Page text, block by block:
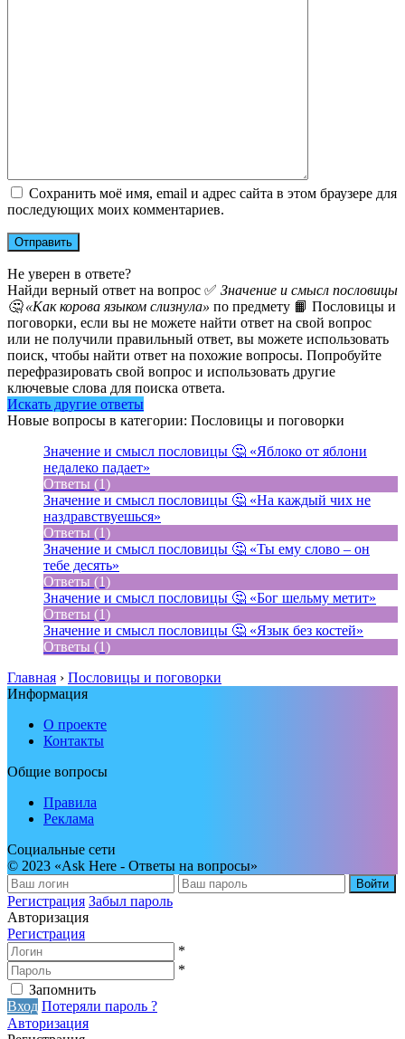
Сохранить моё имя, email и адрес сайта в этом браузере для
последующих моих комментариев.
Не уверен в ответе?
Найди верный ответ на вопрос ✅ Значение и смысл пословицы
🤔 «Как корова языком слизнула» по предмету 📙 Пословицы и
поговорки, если вы не можете найти ответ на свой вопрос
или не получили правильный ответ, вы можете использовать
поиск, чтобы найти ответ на похожие вопросы. Попробуйте
перефразировать свой вопрос и использовать другие
ключевые слова для поиска ответа.
Искать другие ответы
Новые вопросы в категории: Пословицы и поговорки
Значение и смысл пословицы 🤔 «Яблоко от яблони
недалеко падает»
Ответы (1)
Значение и смысл пословицы 🤔 «На каждый чих не
наздравствуешься»
Ответы (1)
Значение и смысл пословицы 🤔 «Ты ему слово – он
тебе десять»
Ответы (1)
Значение и смысл пословицы 🤔 «Бог шельму метит»
Ответы (1)
Значение и смысл пословицы 🤔 «Язык без костей»
Ответы (1)
Главная › Пословицы и поговорки
Информация
О проекте
Контакты
Общие вопросы
Правила
Реклама
Социальные сети
© 2023 «Ask Here - Ответы на вопросы»
Войти
Регистрация Забыл пароль
Авторизация
Регистрация
*
*
Запомнить
Вход Потеряли пароль ?
Авторизация